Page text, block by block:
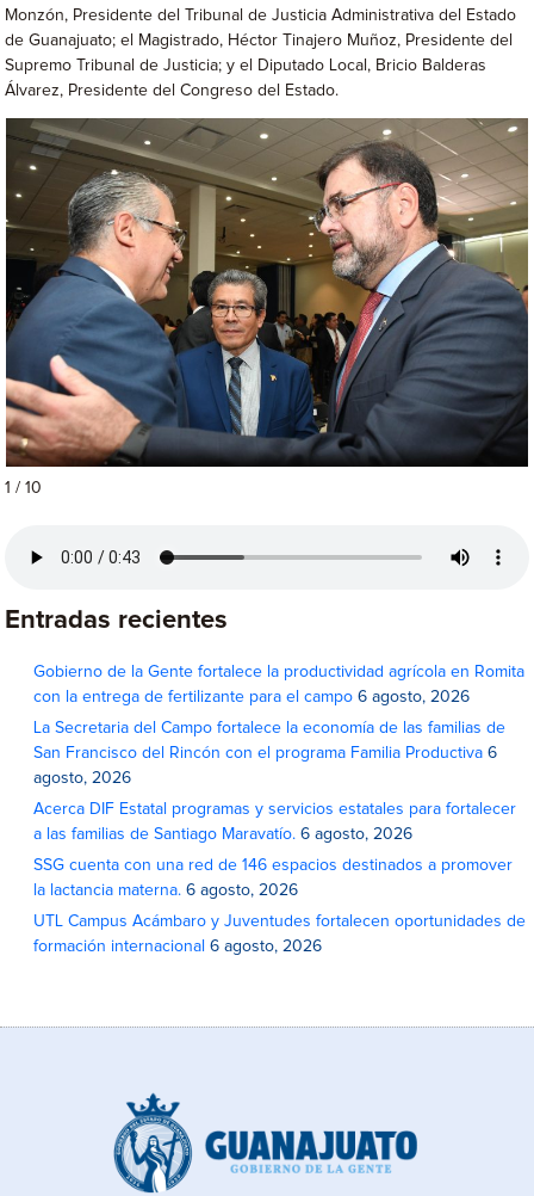
Monzón, Presidente del Tribunal de Justicia Administrativa del Estado
de Guanajuato; el Magistrado, Héctor Tinajero Muñoz, Presidente del
Supremo Tribunal de Justicia; y el Diputado Local, Bricio Balderas
Álvarez, Presidente del Congreso del Estado.
1 / 10
Entradas recientes
Gobierno de la Gente fortalece la productividad agrícola en Romita
con la entrega de fertilizante para el campo 6 agosto, 2026
La Secretaria del Campo fortalece la economía de las familias de
San Francisco del Rincón con el programa Familia Productiva 6
agosto, 2026
Acerca DIF Estatal programas y servicios estatales para fortalecer
a las familias de Santiago Maravatío. 6 agosto, 2026
SSG cuenta con una red de 146 espacios destinados a promover
la lactancia materna. 6 agosto, 2026
UTL Campus Acámbaro y Juventudes fortalecen oportunidades de
formación internacional 6 agosto, 2026